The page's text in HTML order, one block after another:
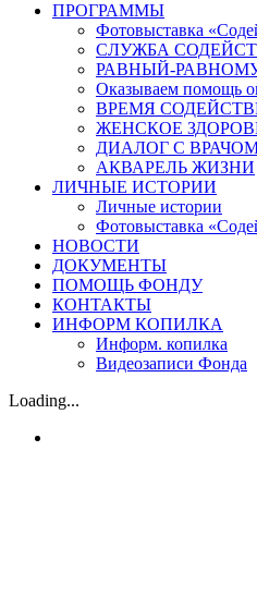
ПРОГРАММЫ
Фотовыставка
СЛУЖБА
РАВНЫЙ-
Оказываем помощь
ВРЕМЯ
ЖЕНСКОЕ
ДИАЛОГ С
АКВАРЕЛЬ ЖИЗНИ
ЛИЧНЫЕ ИСТОРИИ
Личные истории
Фотовыставка
НОВОСТИ
ДОКУМЕНТЫ
ПОМОЩЬ ФОНДУ
КОНТАКТЫ
ИНФОРМ КОПИЛКА
Информ. копилка
Видеозаписи Фонда
Loading...